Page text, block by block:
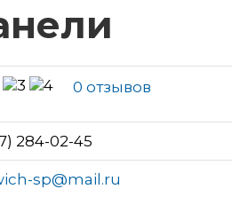
0 отзывов
284-02-45
sp@mail.ru